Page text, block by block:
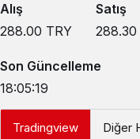
Alış
288.00 TRY
Satış
288.30
Son Güncelleme
18:05:19
Tradingview Diğer